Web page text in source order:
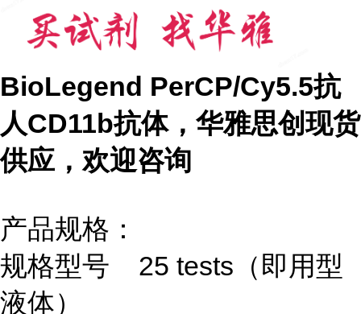
BioLegend PerCP/Cy5.5抗
人CD11b抗体，华雅思创现货
供应，欢迎咨询
产品规格：
规格型号 25 tests（即用型
液体）